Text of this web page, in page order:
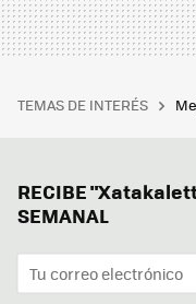
TEMAS DE INTERÉS
RECIBE
SEMANAL